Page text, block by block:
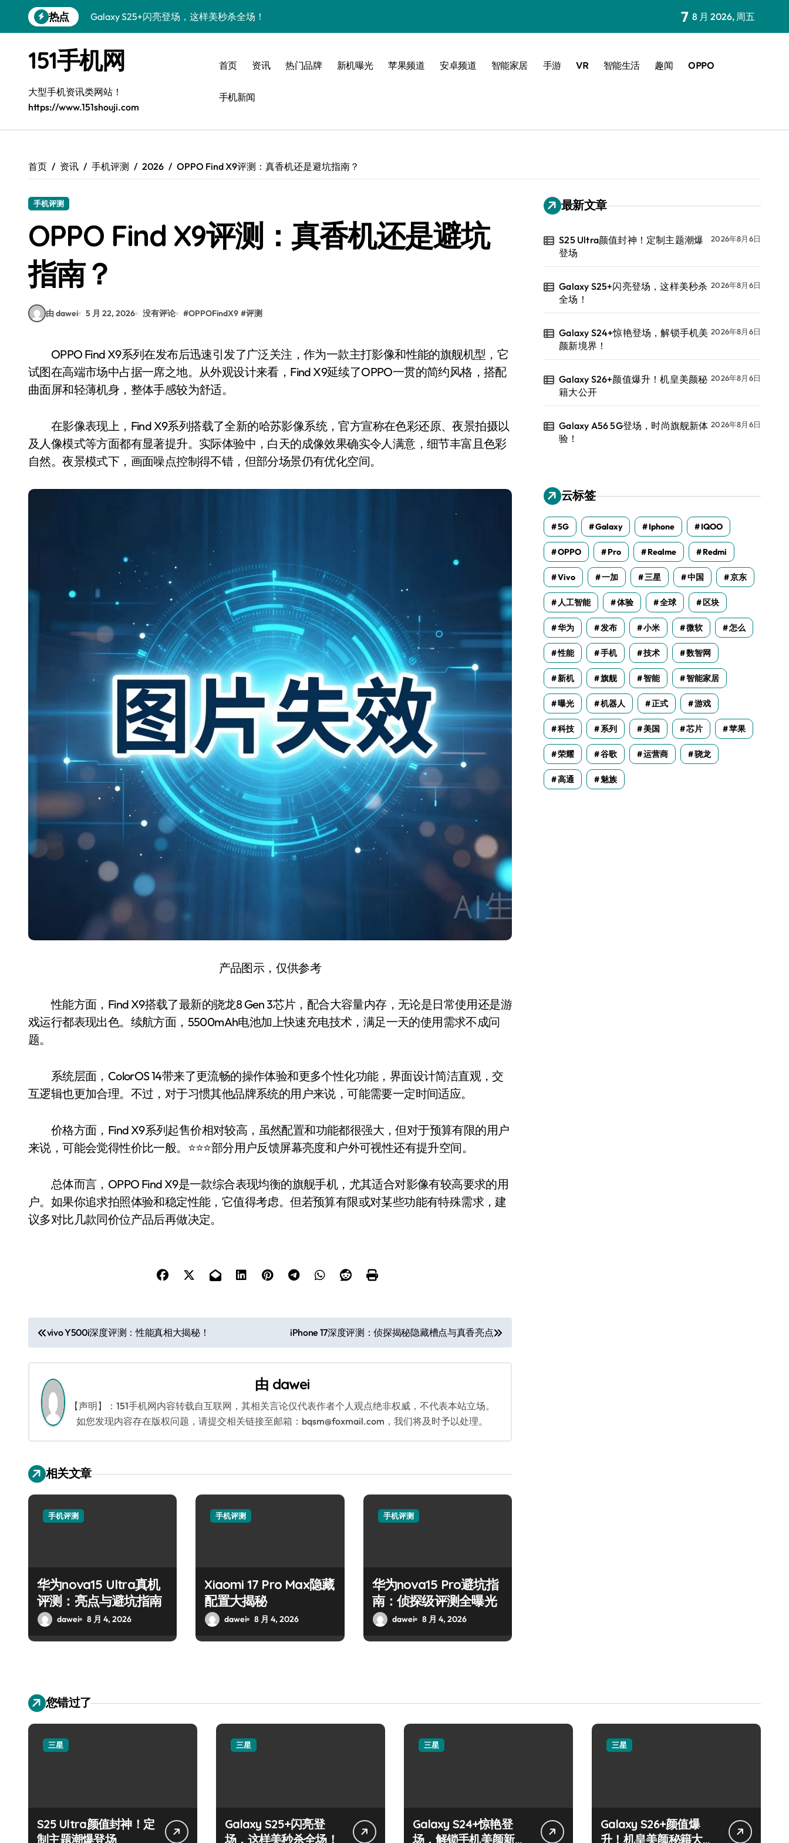
到
热点
Galaxy S24+惊艳登场，解锁手机美颜新境界！
Galaxy A56 5G登场，时尚旗舰新体验！
三星Galaxy S26发布：个性美化全攻略
Galaxy S25美颜密码：秒变个性酷机！
Galaxy C55 5G焕新秘籍：潮流定制玩出圈
Galaxy Z Flip6：折叠新潮，炫美随行
7 8 月 2026, 周五
151手机网
大型手机资讯类网站！
https://www.151shouji.com
首页 资讯 热门品牌 新机曝光 苹果频道 安卓频道 智能家居 手游 VR 智能生活 趣闻 OPPO
手机新闻
首页 资讯 手机评测 2026 OPPO Find X9评测：真香机还是避坑指南？
手机评测
OPPO Find X9评测：真香机还是避坑
指南？
由 dawei 5 月 22, 2026 没有评论 #OPPOFindX9 #评测
OPPO Find X9系列在发布后迅速引发了广泛关注，作为一款主打影像和性能的旗舰机型，它
试图在高端市场中占据一席之地。从外观设计来看，Find X9延续了OPPO一贯的简约风格，搭配
曲面屏和轻薄机身，整体手感较为舒适。
在影像表现上，Find X9系列搭载了全新的哈苏影像系统，官方宣称在色彩还原、夜景拍摄以
及人像模式等方面都有显著提升。实际体验中，白天的成像效果确实令人满意，细节丰富且色彩
自然。夜景模式下，画面噪点控制得不错，但部分场景仍有优化空间。
产品图示，仅供参考
性能方面，Find X9搭载了最新的骁龙8 Gen 3芯片，配合大容量内存，无论是日常使用还是游
戏运行都表现出色。续航方面，5500mAh电池加上快速充电技术，满足一天的使用需求不成问
题。
系统层面，ColorOS 14带来了更流畅的操作体验和更多个性化功能，界面设计简洁直观，交
互逻辑也更加合理。不过，对于习惯其他品牌系统的用户来说，可能需要一定时间适应。
价格方面，Find X9系列起售价相对较高，虽然配置和功能都很强大，但对于预算有限的用户
来说，可能会觉得性价比一般。⭐️⭐️⭐️部分用户反馈屏幕亮度和户外可视性还有提升空间。
总体而言，OPPO Find X9是一款综合表现均衡的旗舰手机，尤其适合对影像有较高要求的用
户。如果你追求拍照体验和稳定性能，它值得考虑。但若预算有限或对某些功能有特殊需求，建
议多对比几款同价位产品后再做决定。
文
章
导
航
vivo Y500i深度评测：性能真相大揭秘！ iPhone 17深度评测：侦探揭秘隐藏槽点与真香亮点
由 dawei
【声明】：151手机网内容转载自互联网，其相关言论仅代表作者个人观点绝非权威，不代表本站立场。
如您发现内容存在版权问题，请提交相关链接至邮箱：bqsm@foxmail.com，我们将及时予以处理。
相关文章
手机评测
华为nova15 Ultra真机
评测：亮点与避坑指南
dawei 8 月 4, 2026
手机评测
Xiaomi 17 Pro Max隐藏
配置大揭秘
dawei 8 月 4, 2026
手机评测
华为nova15 Pro避坑指
南：侦探级评测全曝光
dawei 8 月 4, 2026
最新文章
S25 Ultra颜值封神！定制主题潮爆
登场
2026年8月6日
Galaxy S25+闪亮登场，这样美秒杀
全场！
2026年8月6日
Galaxy S24+惊艳登场，解锁手机美
颜新境界！
2026年8月6日
Galaxy S26+颜值爆升！机皇美颜秘
籍大公开
2026年8月6日
Galaxy A56 5G登场，时尚旗舰新体
验！
2026年8月6日
云标签
5G Galaxy Iphone IQOO
OPPO Pro Realme Redmi
Vivo 一加 三星 中国 京东
人工智能 体验 全球 区块
华为 发布 小米 微软 怎么
性能 手机 技术 数智网
新机 旗舰 智能 智能家居
曝光 机器人 正式 游戏
科技 系列 美国 芯片 苹果
荣耀 谷歌 运营商 骁龙
高通 魅族
您错过了
三星
S25 Ultra颜值封神！定
制主题潮爆登场
三星
Galaxy S25+闪亮登
场，这样美秒杀全场！
三星
Galaxy S24+惊艳登
场，解锁手机美颜新境
三星
Galaxy S26+颜值爆
升！机皇美颜秘籍大公